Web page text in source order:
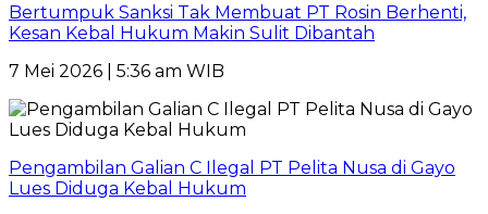
Bertumpuk Sanksi Tak Membuat PT Rosin Berhenti,
Kesan Kebal Hukum Makin Sulit Dibantah
7 Mei 2026 | 5:36 am WIB
Pengambilan Galian C Ilegal PT Pelita Nusa di Gayo
Lues Diduga Kebal Hukum